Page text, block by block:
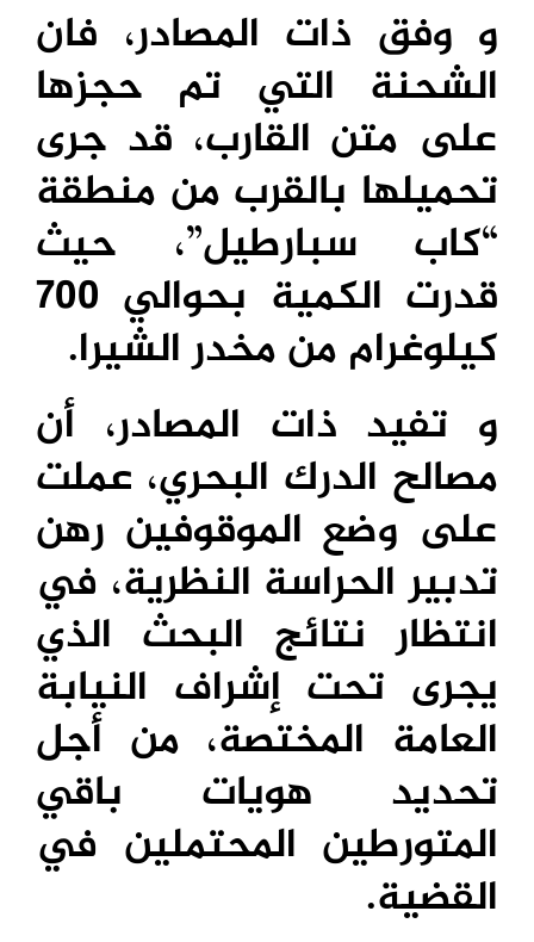
و وفق ذات المصادر، فان
الشحنة التي تم حجزها
على متن القارب، قد جرى
تحميلها بالقرب من منطقة
“كاب سبارطيل”، حيث
قدرت الكمية بحوالي 700
كيلوغرام من مخدر الشيرا.
و تفيد ذات المصادر، أن
مصالح الدرك البحري، عملت
على وضع الموقوفين رهن
تدبير الحراسة النظرية، في
انتظار نتائج البحث الذي
يجرى تحت إشراف النيابة
العامة المختصة، من أجل
تحديد هويات باقي
المتورطين المحتملين في
القضية.